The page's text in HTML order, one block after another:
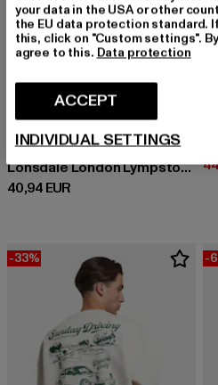
LONSDALE LONDON
Lonsdale London Lympstone Pullover
40,94 EUR
Prix courant: 40,94 EUR
-33% -
your data in the USA or other
the EU data protection standard.
this, click on "Custom settings".
agree to this. Data protection
ACCEPT
INDIVIDUAL SETTINGS